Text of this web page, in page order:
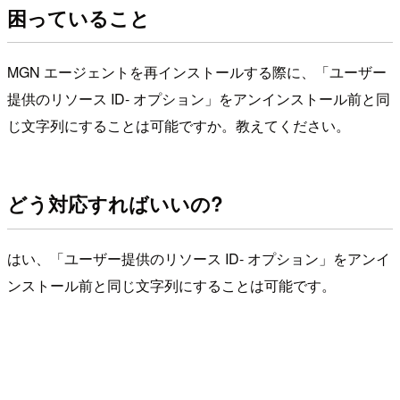
困っていること
MGN エージェントを再インストールする際に、「ユーザー
提供のリソース ID- オプション」をアンインストール前と同
じ文字列にすることは可能ですか。教えてください。
どう対応すればいいの?
はい、「ユーザー提供のリソース ID- オプション」をアンイ
ンストール前と同じ文字列にすることは可能です。